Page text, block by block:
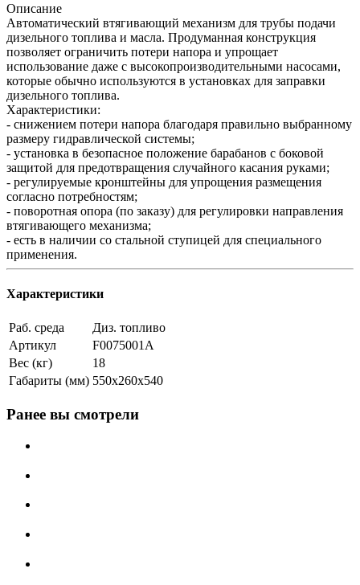
Описание
Автоматический втягивающий механизм для трубы подачи
дизельного топлива и масла. Продуманная конструкция
позволяет ограничить потери напора и упрощает
использование даже с высокопроизводительными насосами,
которые обычно используются в установках для заправки
дизельного топлива.
Характеристики:
- снижением потери напора благодаря правильно выбранному
размеру гидравлической системы;
- установка в безопасное положение барабанов с боковой
защитой для предотвращения случайного касания руками;
- регулируемые кронштейны для упрощения размещения
согласно потребностям;
- поворотная опора (по заказу) для регулировки направления
втягивающего механизма;
- есть в наличии со стальной ступицей для специального
применения.
Характеристики
Раб. среда
Диз. топливо
Артикул
F0075001A
Вес (кг)
18
Габариты (мм) 550x260x540
Ранее вы смотрели